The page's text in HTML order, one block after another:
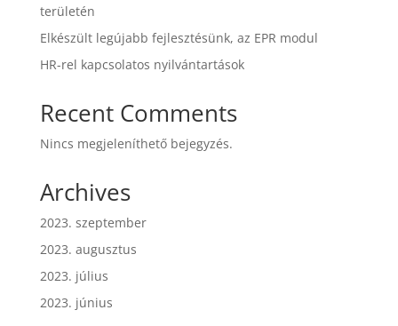
területén
Elkészült legújabb fejlesztésünk, az EPR modul
HR-rel kapcsolatos nyilvántartások
Recent Comments
Nincs megjeleníthető bejegyzés.
Archives
2023. szeptember
2023. augusztus
2023. július
2023. június